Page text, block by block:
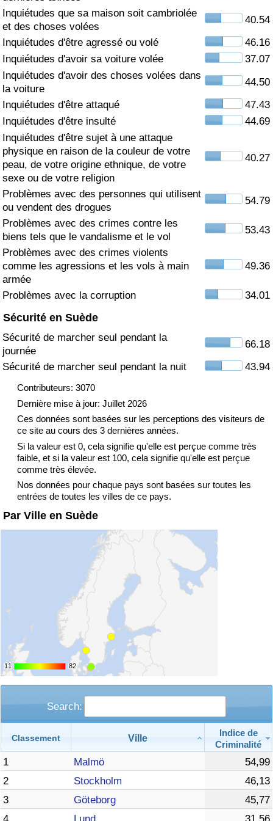
Inquiétudes que sa maison soit cambriolée
et des choses volées
40.54
Inquiétudes d'être agressé ou volé
46.16
Inquiétudes d'avoir sa voiture volée
37.07
Inquiétudes d'avoir des choses volées dans
la voiture
44.50
Inquiétudes d'être attaqué
47.43
Inquiétudes d'être insulté
44.69
Inquiétudes d'être sujet à une attaque
physique en raison de la couleur de votre
peau, de votre origine ethnique, de votre
sexe ou de votre religion
40.27
Problèmes avec des personnes qui utilisent
ou vendent des drogues
54.79
Problèmes avec des crimes contre les
biens tels que le vandalisme et le vol
53.43
Problèmes avec des crimes violents
comme les agressions et les vols à main
armée
49.36
Problèmes avec la corruption 34.01
Sécurité en Suède
Sécurité de marcher seul pendant la
journée
66.18
Sécurité de marcher seul pendant la nuit
43.94
Contributeurs: 3070
Dernière mise à jour: Juillet 2026
Ces données sont basées sur les perceptions des visiteurs de
ce site au cours des 3 dernières années.
Si la valeur est 0, cela signifie qu'elle est perçue comme très
faible, et si la valeur est 100, cela signifie qu'elle est perçue
comme très élevée.
Nos données pour chaque pays sont basées sur toutes les
entrées de toutes les villes de ce pays.
Par Ville en Suède
11
11 82
82
Search:
Classement Ville
Indice de
Criminalité
1 Malmö
54,99
2
Stockholm
46,13
3
Göteborg
45,77
Soins de santé
Indice des soins de santé (Actuel)
Indice des soins de santé
Indice des soins de santé par Pays
Pollution
Indice de Pollution (Actuel)
Indice de pollution
Indice de Pollution par Pays
Trafic
Indice de Trafic
Indice de Trafic (Actuel)
Indice de Trafic par Pays